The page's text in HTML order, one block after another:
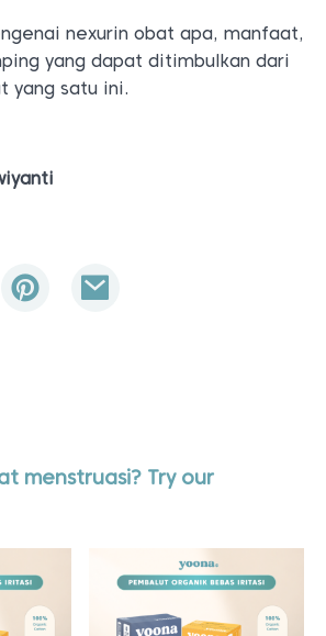
nexurin obat apa, manfaat,
yang dapat ditimbulkan dari
yang satu ini.
menstruasi? Try our